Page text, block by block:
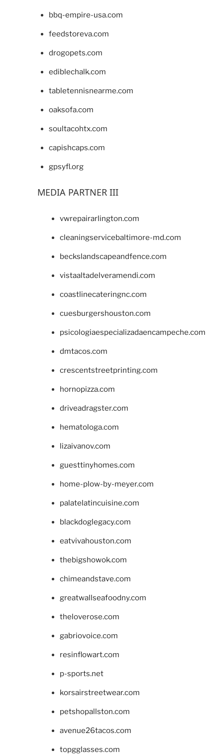
bbq-empire-usa.com
feedstoreva.com
drogopets.com
ediblechalk.com
tabletennisnearme.com
oaksofa.com
soultacohtx.com
capishcaps.com
gpsyfl.org
MEDIA PARTNER III
vwrepairarlington.com
cleaningservicebaltimore-md.com
beckslandscapeandfence.com
vistaaltadelveramendi.com
coastlinecateringnc.com
cuesburgershouston.com
psicologiaespecializadaencampeche.com
dmtacos.com
crescentstreetprinting.com
hornopizza.com
driveadragster.com
hematologa.com
lizaivanov.com
guesttinyhomes.com
home-plow-by-meyer.com
palatelatincuisine.com
blackdoglegacy.com
eatvivahouston.com
thebigshowok.com
chimeandstave.com
greatwallseafoodny.com
theloverose.com
gabriovoice.com
resinflowart.com
p-sports.net
korsairstreetwear.com
petshopallston.com
avenue26tacos.com
topgglasses.com